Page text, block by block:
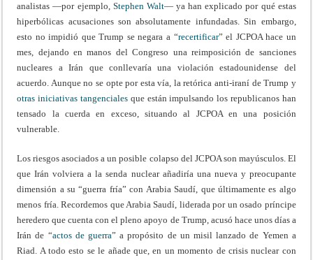
analistas —por ejemplo, Stephen Walt— ya han explicado por qué estas
hiperbólicas acusaciones son absolutamente infundadas. Sin embargo,
esto no impidió que Trump se negara a “recertificar” el JCPOA hace un
mes, dejando en manos del Congreso una reimposición de sanciones
nucleares a Irán que conllevaría una violación estadounidense del
acuerdo. Aunque no se opte por esta vía, la retórica anti-iraní de Trump y
otras iniciativas tangencialesque están impulsando los republicanos han
tensado la cuerda en exceso, situando al JCPOA en una posición
vulnerable.
Los riesgos asociados a un posible colapso del JCPOA son mayúsculos. El
que Irán volviera a la senda nuclear añadiría una nueva y preocupante
dimensión a su “guerra fría” con Arabia Saudí, que últimamente es algo
menos fría. Recordemos que Arabia Saudí, liderada por un osado príncipe
heredero que cuenta con el pleno apoyo de Trump, acusó hace unos días a
Irán de “actos de guerra” a propósito de un misil lanzado de Yemen a
Riad. A todo esto se le añade que, en un momento de crisis nuclear con